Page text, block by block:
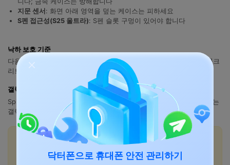
지문 센서 : 화면 아래 영역을 덮는 케이스는 피하세요
S펜 접근성(S25 울트라): S펜 슬롯 구멍이 있어야 합니다
낙하 보호 기준
다음과 같은 케이스를 찾으세요 MIL-STD-810G/H 인증
— 이들은 콘크
리트 위에 4-6피트 높이에서 떨어뜨리는 테스트를 받았습니다.
갤럭시 S25에 적합한 최고의 브랜드
Spigen, Caseology, Ringke, 삼성 공식 케이스, Peak Design 및 UAG는
갤럭시 S25 시리즈에 꾸준히 높은 평가를 받고 있습니다.
💡더 많은 정보:
삼성 갤럭시에서 얼굴 인식 잠금 해제를 설정하는 방법
분실한 갤럭시를 찾기 위해 삼성 내 휴대폰 찾기를 설정하는
닥터폰으로 휴대폰 안전 관리하기